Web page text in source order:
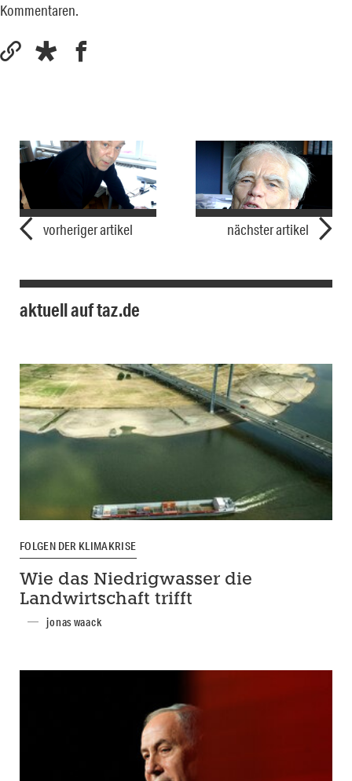
Kommentaren.
vorheriger artikel nächster artikel
aktuell auf taz.de
FOLGEN DER KLIMAKRISE
Wie das Niedrigwasser die
Landwirtschaft trifft
jonas waack